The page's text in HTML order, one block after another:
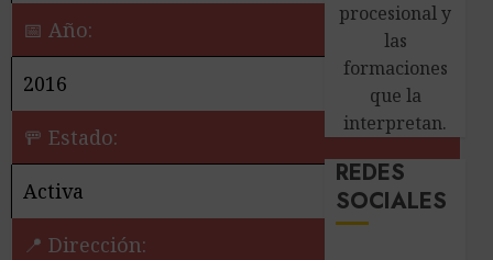
📅 Año:
2016
🚥 Estado:
Activa
📍 Dirección:
procesional y
las
formaciones
que la
interpretan.
REDES
SOCIALES